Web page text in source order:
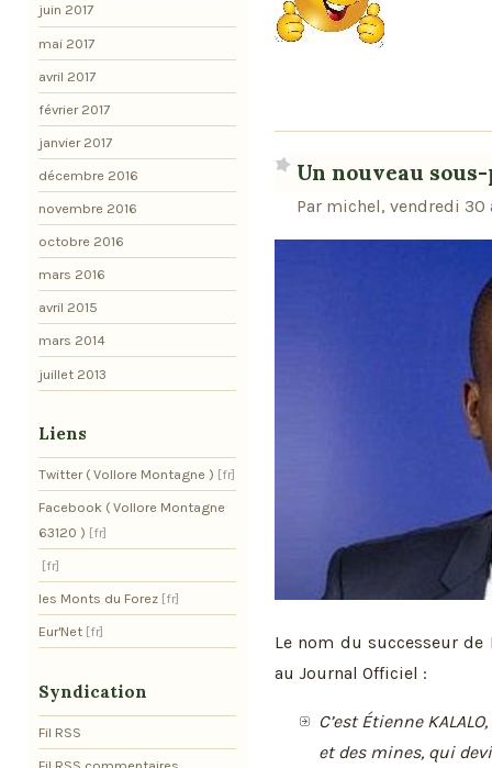
Un nouveau
Par michel, vendredi 30
Le nom du successeur
au Journal Officiel :
C’est Étienne
et des mines, qui
juin 2017
mai 2017
avril 2017
février 2017
janvier 2017
décembre 2016
novembre 2016
octobre 2016
mars 2016
avril 2015
mars 2014
juillet 2013
Liens
Twitter ( Vollore Montagne )
Facebook ( Vollore Montagne
63120 )
les Monts du Forez
Eur'Net
Syndication
Fil RSS